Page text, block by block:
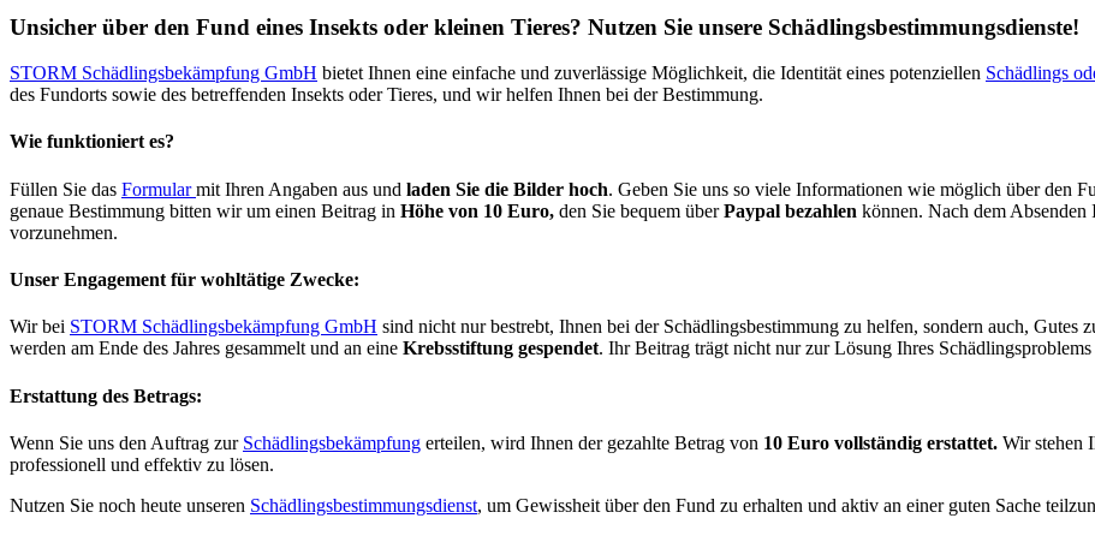
Unsicher über den Fund eines Insekts oder kleinen Tieres? Nutzen Sie unsere Schädlingsbestimmungsdienste!
STORM Schädlingsbekämpfung GmbH bietet Ihnen eine einfache und zuverlässige Möglichkeit, die Identität eines potenziellen Schädlings
des Fundorts sowie des betreffenden Insekts oder Tieres, und wir helfen Ihnen bei der Bestimmung.
Wie funktioniert es?
Füllen Sie das Formularmit Ihren Angaben aus und laden Sie die Bilder hoch. Geben Sie uns so viele Informationen wie möglich über den
genaue Bestimmung bitten wir um einen Beitrag in Höhe von 10 Euro, den Sie bequem überPaypal bezahlen können. Nach dem
vorzunehmen.
Unser Engagement für wohltätige Zwecke:
Wir bei STORM Schädlingsbekämpfung GmbH sind nicht nur bestrebt, Ihnen bei der Schädlingsbestimmung zu helfen, sondern auch, Gutes
werden am Ende des Jahres gesammelt und an eine Krebsstiftung gespendet. Ihr Beitrag trägt nicht nur zur Lösung Ihres
Erstattung des Betrags:
Wenn Sie uns den Auftrag zur Schädlingsbekämpfung erteilen, wird Ihnen der gezahlte Betrag von 10 Euro vollständig erstattet. Wir stehen
professionell und effektiv zu lösen.
Nutzen Sie noch heute unseren Schädlingsbestimmungsdienst, um Gewissheit über den Fund zu erhalten und aktiv an einer guten Sache